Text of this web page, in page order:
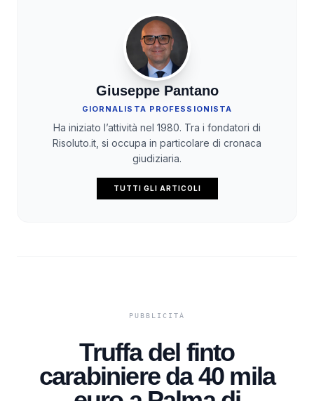
Giuseppe Pantano
GIORNALISTA PROFESSIONISTA
Ha iniziato l’attività nel 1980. Tra i fondatori di
Risoluto.it, si occupa in particolare di cronaca
giudiziaria.
TUTTI GLI ARTICOLI
Truffa del finto
carabiniere da 40 mila